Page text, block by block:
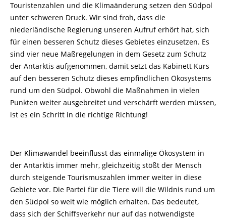
Touristenzahlen und die Klimaänderung setzen den Südpol
unter schweren Druck. Wir sind froh, dass die
niederländische Regierung unseren Aufruf erhört hat, sich
für einen besseren Schutz dieses Gebietes einzusetzen. Es
sind vier neue Maßregelungen in dem Gesetz zum Schutz
der Antarktis aufgenommen, damit setzt das Kabinett Kurs
auf den besseren Schutz dieses empfindlichen Ökosystems
rund um den Südpol. Obwohl die Maßnahmen in vielen
Punkten weiter ausgebreitet und verschärft werden müssen,
ist es ein Schritt in die richtige Richtung!
Der Klimawandel beeinflusst das einmalige Ökosystem in
der Antarktis immer mehr, gleichzeitig stößt der Mensch
durch steigende Tourismuszahlen immer weiter in diese
Gebiete vor. Die Partei für die Tiere will die Wildnis rund um
den Südpol so weit wie möglich erhalten. Das bedeutet,
dass sich der Schiffsverkehr nur auf das notwendigste